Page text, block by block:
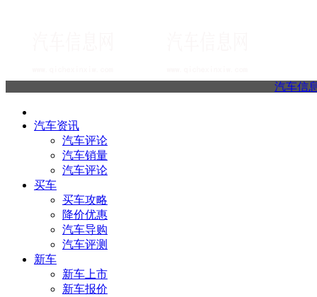
汽车信
汽车资讯
汽车评论
汽车销量
汽车评论
买车
买车攻略
降价优惠
汽车导购
汽车评测
新车
新车上市
新车报价